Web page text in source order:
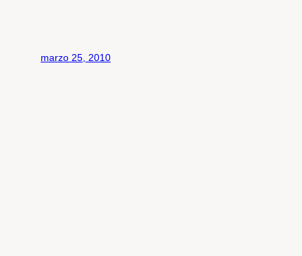
marzo 25, 2010